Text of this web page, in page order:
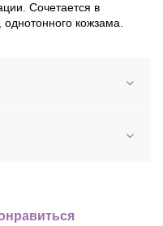
Сочетается в
однотонного кожзама.